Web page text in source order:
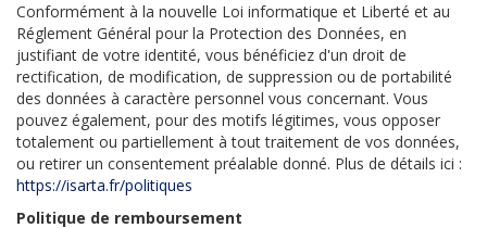
Conformément à la nouvelle Loi informatique et Liberté et au
Réglement Général pour la Protection des Données, en
justifiant de votre identité, vous bénéficiez d'un droit de
rectification, de modification, de suppression ou de portabilité
des données à caractère personnel vous concernant. Vous
pouvez également, pour des motifs légitimes, vous opposer
totalement ou partiellement à tout traitement de vos données,
ou retirer un consentement préalable donné. Plus de détails ici :
https://isarta.fr/politiques
Politique de remboursement